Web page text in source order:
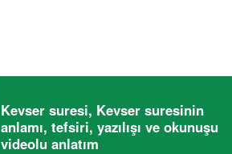
Kevser suresi, Kevser suresinin
anlamı, tefsiri, yazılışı ve okunuşu
videolu anlatım